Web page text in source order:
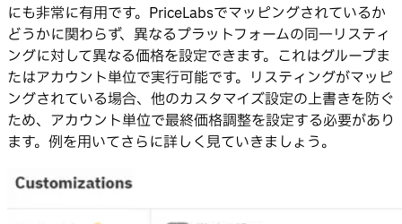
にも非常に有用です。PriceLabsでマッピングされているか
どうかに関わらず、異なるプラットフォームの同一リスティ
ングに対して異なる価格を設定できます。これはグループま
たはアカウント単位で実行可能です。リスティングがマッピ
ングされている場合、他のカスタマイズ設定の上書きを防ぐ
ため、アカウント単位で最終価格調整を設定する必要があり
ます。例を用いてさらに詳しく見ていきましょう。